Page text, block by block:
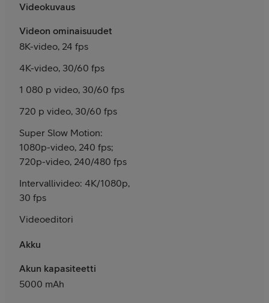
Videokuvaus
Videon ominaisuudet
8K-video, 24 fps
4K-video, 30/60 fps
1 080 p video, 30/60 fps
720 p video, 30/60 fps
Super Slow Motion:
1080p-video, 240 fps;
720p-video, 240/480 fps
Intervallivideo: 4K/1080p,
30 fps
Videoeditori
Akku
Akun kapasiteetti
5000 mAh